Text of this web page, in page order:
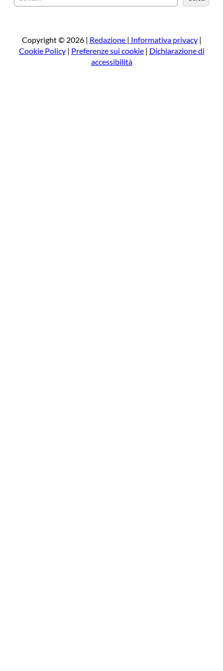
e
a
Copyright © 2026 | Redazione | Informativa privacy|
Cookie Policy| Preferenze sui cookie| Dichiarazione di
accessibilità